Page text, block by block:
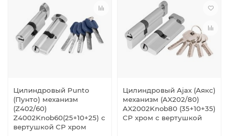
Цилиндровый Punto
(Пунто) механизм
(Z402/60)
Z4002Knob60(25+10+25) с
вертушкой CP хром
Цилиндровый Ajax (Аякс)
механизм (AX202/80)
AX2002Knob80 (35+10+35)
CP хром с вертушкой